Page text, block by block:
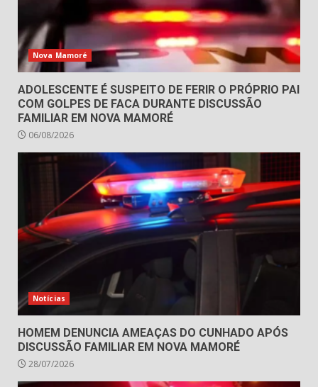
Nova Mamoré
ADOLESCENTE É SUSPEITO DE FERIR O PRÓPRIO PAI
COM GOLPES DE FACA DURANTE DISCUSSÃO
FAMILIAR EM NOVA MAMORÉ
06/08/2026
Notícias
HOMEM DENUNCIA AMEAÇAS DO CUNHADO APÓS
DISCUSSÃO FAMILIAR EM NOVA MAMORÉ
28/07/2026